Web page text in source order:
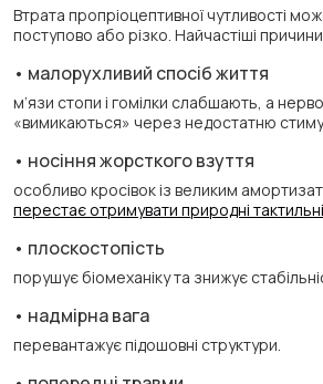
Втрата пропріоцептивної чутливості
поступово або різко. Найчастіші
• малорухливий спосіб життя
м’язи стопи і гомілки слабшають, а
«вимикаються» через недостатню
• носіння жорсткого взуття
особливо кросівок із великим
перестає отримувати природні
• плоскостопість
порушує біомеханіку та знижує
• надмірна вага
перевантажує підошовні структури.